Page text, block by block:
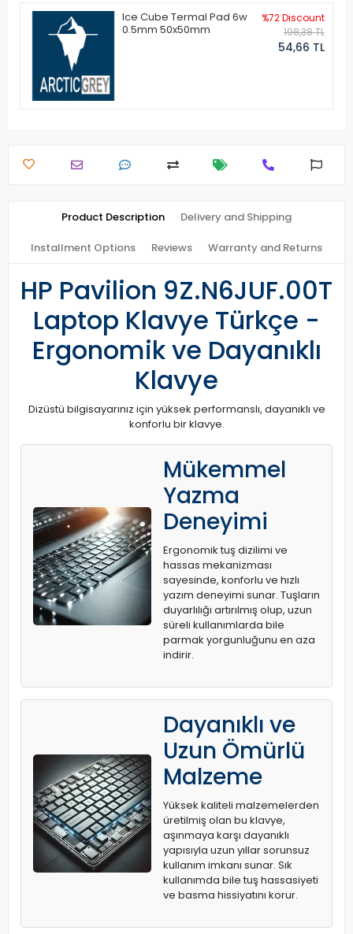
Ice Cube Termal Pad 6w
0.5mm 50x50mm
%72 Discount
198,38 TL
54,66 TL
Product Description Delivery and Shipping
Installment Options Reviews Warranty and Returns
HP Pavilion 9Z.N6JUF.00T
Laptop Klavye Türkçe -
Ergonomik ve Dayanıklı
Klavye
Dizüstü bilgisayarınız için yüksek performanslı, dayanıklı ve
konforlu bir klavye.
Mükemmel
Yazma
Deneyimi
Ergonomik tuş dizilimi ve
hassas mekanizması
sayesinde, konforlu ve hızlı
yazım deneyimi sunar. Tuşların
duyarlılığı artırılmış olup, uzun
süreli kullanımlarda bile
parmak yorgunluğunu en aza
indirir.
Dayanıklı ve
Uzun Ömürlü
Malzeme
Yüksek kaliteli malzemelerden
üretilmiş olan bu klavye,
aşınmaya karşı dayanıklı
yapısıyla uzun yıllar sorunsuz
kullanım imkanı sunar. Sık
kullanımda bile tuş hassasiyeti
ve basma hissiyatını korur.